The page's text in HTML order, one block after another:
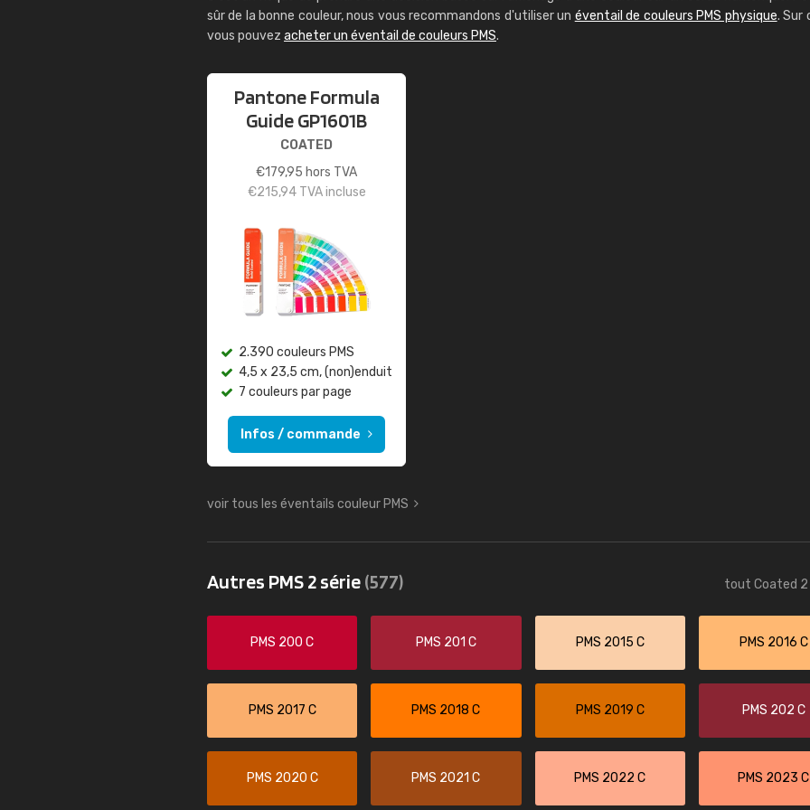
sûr de la bonne couleur, nous vous recommandons d'utiliser un éventail de couleurs PMS physique. Sur
vous pouvez acheter un éventail de couleurs PMS.
Pantone Formula
Guide GP1601B
COATED
€179,95 hors TVA
€215,94TVA incluse
2.390 couleurs PMS
4,5 x 23,5 cm, (non)enduit
7 couleurs par page
Infos / commande
voir tous les éventails couleur PMS
Autres PMS 2 série(577) tout Coated 2
PMS 200 C PMS 201 C PMS 2015 C PMS 2016 C
PMS 2017 C PMS 2018 C PMS 2019 C PMS 202 C
PMS 2020 C PMS 2021 C PMS 2022 C PMS 2023 C